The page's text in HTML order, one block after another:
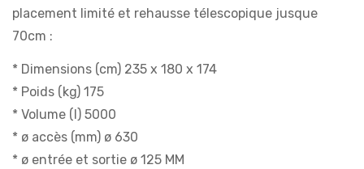
placement limité et rehausse télescopique jusque
70cm :
* Dimensions (cm) 235 x 180 x 174
* Poids (kg) 175
* Volume (l) 5000
* ø accès (mm) ø 630
* ø entrée et sortie ø 125 MM